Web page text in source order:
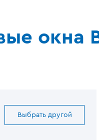
окна
Выбрать другой